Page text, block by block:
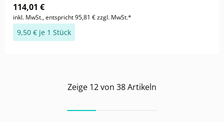
114,01 €
inkl. MwSt., entspricht 95,81 € zzgl. MwSt.*
9,50 € je 1 Stück
Zeige 12von 38Artikeln